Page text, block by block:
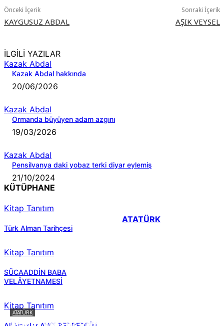
Önceki İçerik
KAYGUSUZ ABDAL
Sonraki İçerik
AŞIK VEYSEL
İLGİLİ YAZILAR
Kazak Abdal
Kazak Abdal hakkında
20/06/2026
Kazak Abdal
Ormanda büyüyen adam azgını
19/03/2026
Kazak Abdal
Pensilvanya daki yobaz terki diyar eylemiş
21/10/2024
KÜTÜPHANE
Kitap Tanıtım
Türk Alman Tarihçesi
Kitap Tanıtım
SÜCAADDİN BABA
VELÂYETNAMESİ
Kitap Tanıtım
ATATÜRK
ATATÜRK